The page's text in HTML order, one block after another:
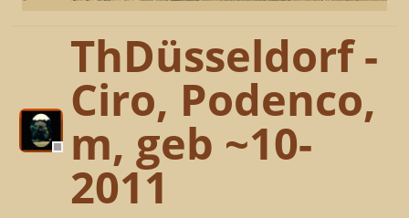
ThDüsseldorf -
Ciro, Podenco,
m, geb ~10-
2011